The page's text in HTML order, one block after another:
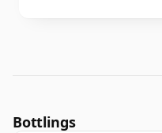
Bottlings